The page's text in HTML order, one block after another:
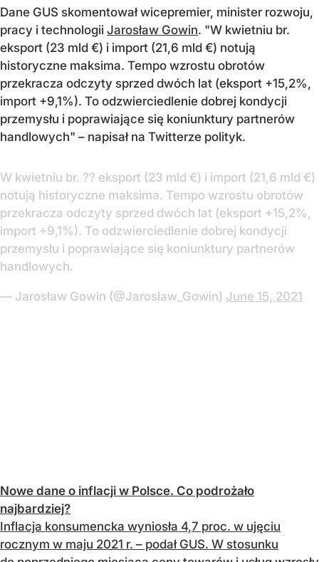
Dane GUS skomentował wicepremier, minister rozwoju,
pracy i technologii Jarosław Gowin. "W kwietniu br.
eksport (23 mld €) i import (21,6 mld €) notują
historyczne maksima. Tempo wzrostu obrotów
przekracza odczyty sprzed dwóch lat (eksport +15,2%,
import +9,1%). To odzwierciedlenie dobrej kondycji
przemysłu i poprawiające się koniunktury partnerów
handlowych" – napisał na Twitterze polityk.
W kwietniu br. ?? eksport (23 mld €) i import (21,6 mld €)
notują historyczne maksima. Tempo wzrostu obrotów
przekracza odczyty sprzed dwóch lat (eksport +15,2%,
import +9,1%). To odzwierciedlenie dobrej kondycji
przemysłu i poprawiające się koniunktury partnerów
handlowych.
— Jarosław Gowin (@Jaroslaw_Gowin) June 15, 2021
Nowe dane o inflacji w Polsce. Co podrożało
najbardziej?
Inflacja konsumencka wyniosła 4,7 proc. w ujęciu
rocznym w maju 2021 r. – podał GUS. W stosunku